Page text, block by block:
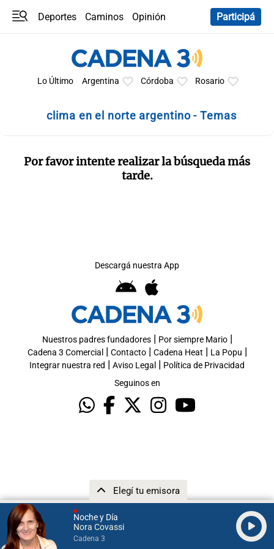
Noche y Día
Nora Covassi
Cadena 3
Elegí tu emisora
Deportes Caminos
Opinión
Participá
Lo Último Argentina Córdoba Rosario
clima en el norte argentino - Temas
Por favor intente realizar la búsqueda más
tarde.
Descargá nuestra App
Nuestros padres fundadores| Por siempre Mario|
Cadena 3 Comercial | Contacto| Cadena Heat | La Popu |
Integrar nuestra red | Aviso Legal | Política de Privacidad
Seguinos en